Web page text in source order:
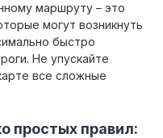
маршруту – это
могут возникнуть
быстро
Не упускайте
все сложные
простых правил: